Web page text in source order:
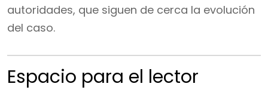
autoridades, que siguen de cerca la evolución
del caso.
Espacio para el lector